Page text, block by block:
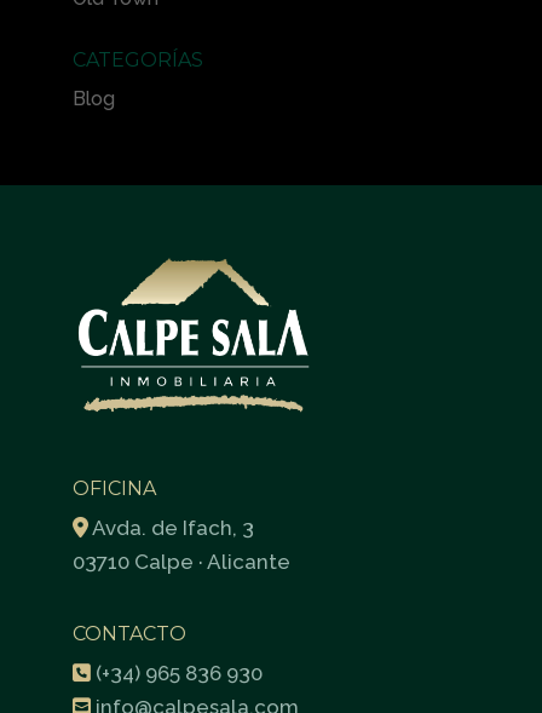
CATEGORÍAS
Blog
OFICINA
Avda. de Ifach, 3
03710 Calpe · Alicante
CONTACTO
(+34) 965 836 930
info@calpesala.com